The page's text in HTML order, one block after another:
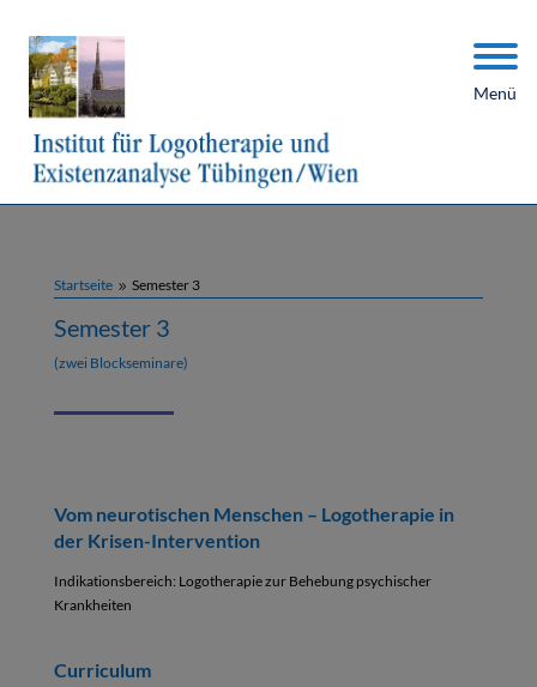
Menü
Startseite 9 Semester 3
Semester 3
(zwei Blockseminare)
Vom neurotischen Menschen – Logotherapie in
der Krisen-Intervention
Indikationsbereich: Logotherapie zur Behebung psychischer
Krankheiten
Curriculum